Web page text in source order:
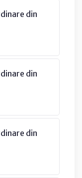
din
din
din